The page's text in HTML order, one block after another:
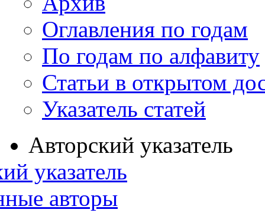
Оглавления по годам
По годам по алфавиту
Статьи в открытом
Указатель статей
Авторский указатель
указатель
авторы